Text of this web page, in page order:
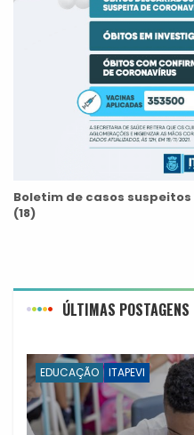
Boletim de casos
(18)
ÚLTIMAS POSTAGENS
EDUCAÇÃO ITAPEVI